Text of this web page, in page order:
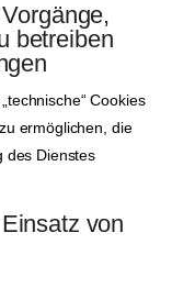
betreiben
Cookies
ermöglichen, die
des Dienstes
von